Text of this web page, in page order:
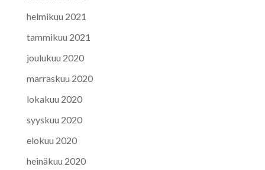
helmikuu 2021
tammikuu 2021
joulukuu 2020
marraskuu 2020
lokakuu 2020
syyskuu 2020
elokuu 2020
heinäkuu 2020